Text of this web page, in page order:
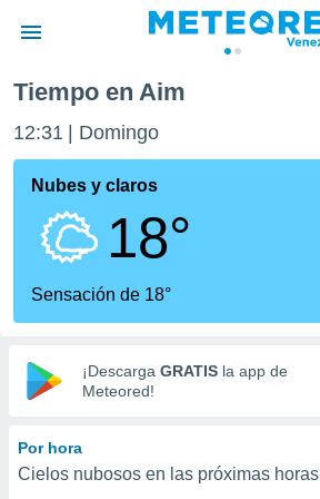
de
ha
calidad.
a este
las
y
digital
basada
Tiempo en Aim
12:31 Domingo
Nubes y claros
18°
Sensación de 18°
¡Descarga GRATIS la app de
Meteored!
Por hora
Cielos nubosos en las próximas horas